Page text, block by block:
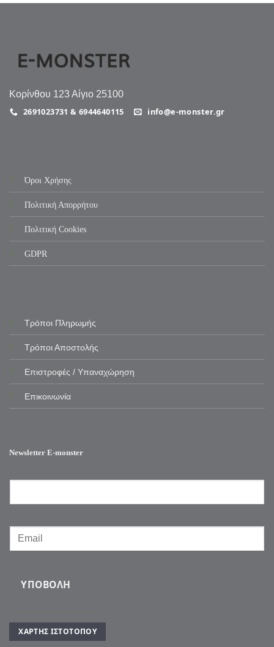
Κορίνθου 123 Αίγιο 25100
2691023731 & 6944640115 info@e-monster.gr
Όροι Χρήσης
Πολιτική Απορρήτου
Πολιτική Cookies
GDPR
Τρόποι Πληρωμής
Τρόποι Αποστολής
Επιστροφές / Υπαναχώρηση
Επικοινωνία
Newsletter E-monster
ΥΠΟΒΟΛΉ
ΧΆΡΤΗΣ ΙΣΤΌΤΟΠΟΥ